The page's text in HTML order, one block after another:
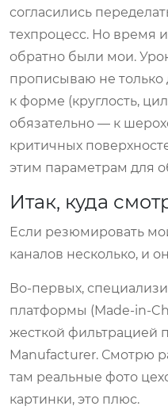
согласились
техпроцесс. Но время
обратно были мои.
прописываю не только
к форме (круглость,
обязательно — к
критичных
этим параметрам для
Итак, куда
Если резюмировать
каналов несколько, и
Во-первых,
платформы (Made-in-
жесткой фильтрацией
Manufacturer. Смотрю
там реальные фото
картинки, это плюс.